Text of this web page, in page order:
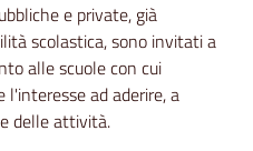
e private, già
scolastica, sono invitati a
alle scuole con cui
l'interesse ad aderire, a
delle attività.